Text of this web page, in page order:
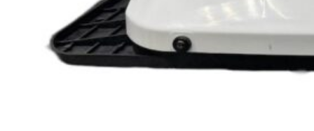
для легкового автомобиля
Для микроавтобусов